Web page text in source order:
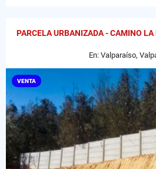
PARCELA URBANIZADA - CAMINO
En: Valparaíso,
VENTA